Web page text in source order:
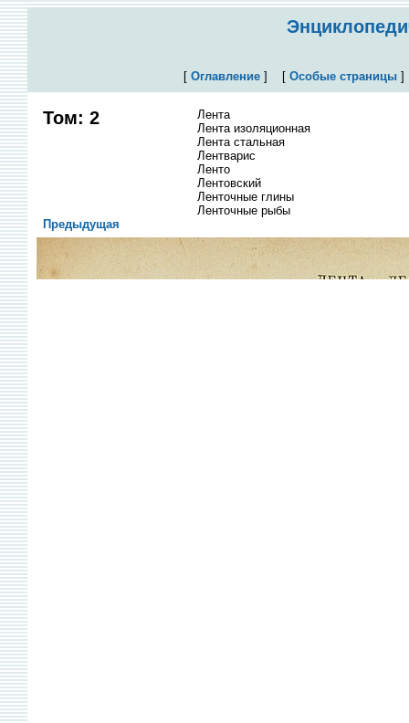
[ Оглавление] [ Особые страницы
Том: 2
Лента
Лента изоляционная
Лента стальная
Лентварис
Ленто
Лентовский
Ленточные глины
Ленточные рыбы
Предыдущая